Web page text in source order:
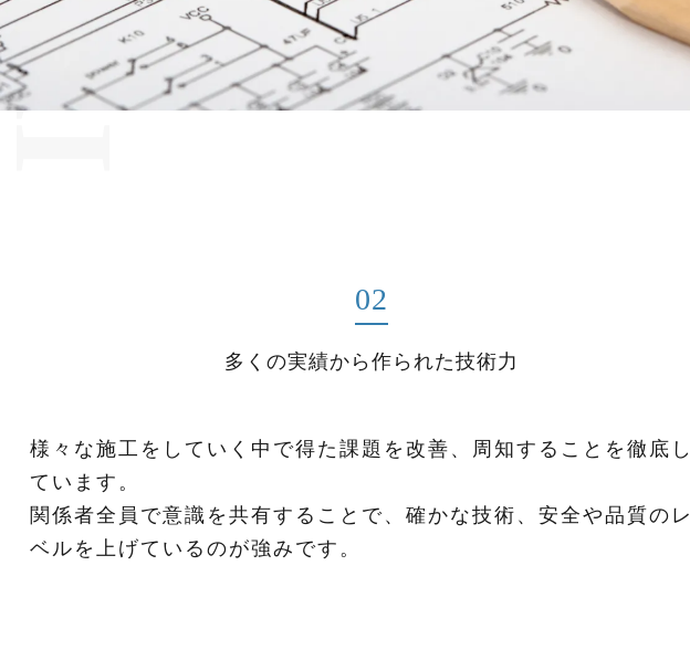
02
多くの実績から作られた技術力
様々な施工をしていく中で得た課題を改善、周知することを徹底し
ています。
関係者全員で意識を共有することで、確かな技術、安全や品質のレ
ベルを上げているのが強みです。